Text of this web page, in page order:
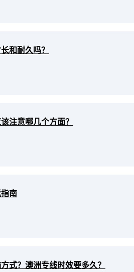
和耐久吗？
注意哪几个方面？
南
式？澳洲专线时效要多久？